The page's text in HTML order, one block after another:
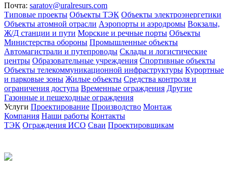
Почта: saratov@uralresurs.com
Типовые проекты Объекты ТЭК Объекты электроэнергетики
Объекты атомной отрасли Аэропорты и аэродромы Вокзалы,
Ж/Д станции и пути Морские и речные порты Объекты
Министерства обороны Промышленные объекты
Автомагистрали и путепроводы Склады и логистические
центры Образовательные учреждения Спортивные объекты
Объекты телекоммуникационной инфраструктуры Курортные
и парковые зоны Жилые объекты Средства контроля и
ограничения доступа Временные ограждения Другие
Газонные и пешеходные ограждения
Услуги Проектирование Производство Монтаж
Компания Наши работы Контакты
ТЭК Ограждения ИСО Сваи Проектировщикам